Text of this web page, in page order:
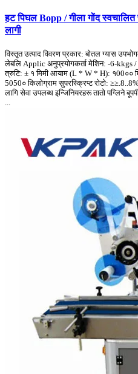
हट पिघल Bopp / गीला गोंद
लागी
विस्तृत उत्पाद विवरण प्रकार: बोतल ग्यास
लेबलि Applic अनुप्रयोगकर्ता मेशिन: -6-kkgs /
त्रुटि: ± १ मिमी आयाम (L * W * H): १00००
5050० किलोग्राम सुपरस्क्रिप्ट रोटो:
लागि सेवा उपलब्ध इन्जिनियरहरू तातो पग्लिने
...